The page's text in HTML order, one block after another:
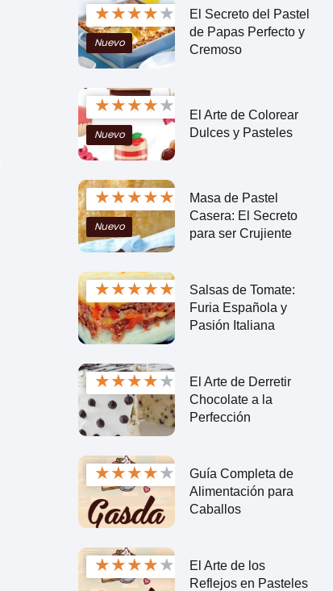
★★★★★
Nuevo
El Secreto del Pastel
de Papas Perfecto y
Cremoso
★★★★★
Nuevo
El Arte de Colorear
Dulces y Pasteles
★★★★★
Nuevo
Masa de Pastel
Casera: El Secreto
para ser Crujiente
★★★★★
Salsas de Tomate:
Furia Española y
Pasión Italiana
★★★★★
El Arte de Derretir
Chocolate a la
Perfección
★★★★★
Guía Completa de
Alimentación para
Caballos
★★★★★
El Arte de los
Reflejos en Pasteles